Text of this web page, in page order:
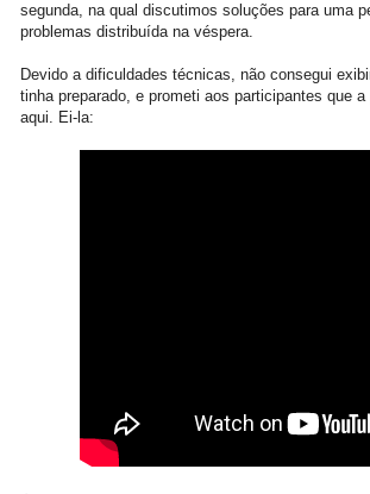
segunda, na qual discutimos soluções para uma
problemas distribuída na véspera.
Devido a dificuldades técnicas, não consegui
tinha preparado, e prometi aos participantes que
aqui. Ei-la: